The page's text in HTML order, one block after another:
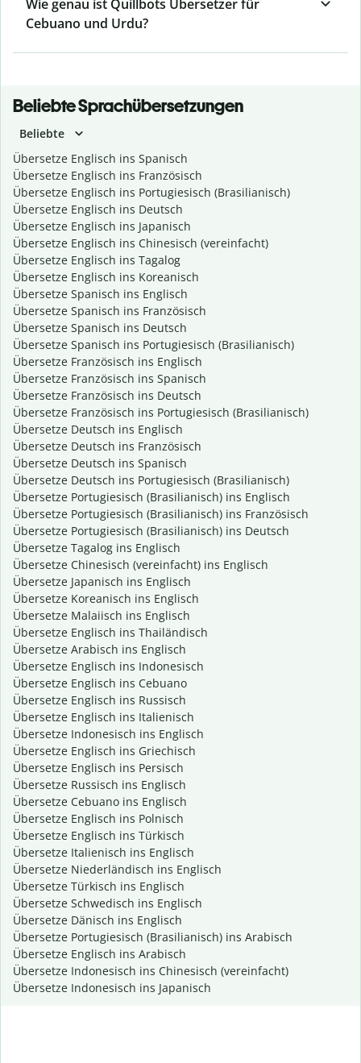
Wie genau ist Quillbots Übersetzer für
Cebuano und Urdu?
Beliebte Sprachübersetzungen
Beliebte
Übersetze Englisch ins Spanisch
Übersetze Englisch ins Französisch
Übersetze Englisch ins Portugiesisch (Brasilianisch)
Übersetze Englisch ins Deutsch
Übersetze Englisch ins Japanisch
Übersetze Englisch ins Chinesisch (vereinfacht)
Übersetze Englisch ins Tagalog
Übersetze Englisch ins Koreanisch
Übersetze Spanisch ins Englisch
Übersetze Spanisch ins Französisch
Übersetze Spanisch ins Deutsch
Übersetze Spanisch ins Portugiesisch (Brasilianisch)
Übersetze Französisch ins Englisch
Übersetze Französisch ins Spanisch
Übersetze Französisch ins Deutsch
Übersetze Französisch ins Portugiesisch (Brasilianisch)
Übersetze Deutsch ins Englisch
Übersetze Deutsch ins Französisch
Übersetze Deutsch ins Spanisch
Übersetze Deutsch ins Portugiesisch (Brasilianisch)
Übersetze Portugiesisch (Brasilianisch) ins Englisch
Übersetze Portugiesisch (Brasilianisch) ins Französisch
Übersetze Portugiesisch (Brasilianisch) ins Deutsch
Übersetze Tagalog ins Englisch
Übersetze Chinesisch (vereinfacht) ins Englisch
Übersetze Japanisch ins Englisch
Übersetze Koreanisch ins Englisch
Übersetze Malaiisch ins Englisch
Übersetze Englisch ins Thailändisch
Übersetze Arabisch ins Englisch
Übersetze Englisch ins Indonesisch
Übersetze Englisch ins Cebuano
Übersetze Englisch ins Russisch
Übersetze Englisch ins Italienisch
Übersetze Indonesisch ins Englisch
Übersetze Englisch ins Griechisch
Übersetze Englisch ins Persisch
Übersetze Russisch ins Englisch
Übersetze Cebuano ins Englisch
Übersetze Englisch ins Polnisch
Übersetze Englisch ins Türkisch
Übersetze Italienisch ins Englisch
Übersetze Niederländisch ins Englisch
Übersetze Türkisch ins Englisch
Übersetze Schwedisch ins Englisch
Übersetze Dänisch ins Englisch
Übersetze Portugiesisch (Brasilianisch) ins Arabisch
Übersetze Englisch ins Arabisch
Übersetze Indonesisch ins Chinesisch (vereinfacht)
Übersetze Indonesisch ins Japanisch